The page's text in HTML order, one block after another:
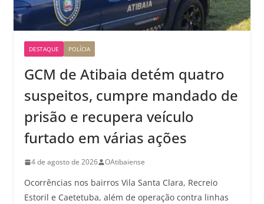
DESTAQUE POLÍCIA
GCM de Atibaia detém quatro
suspeitos, cumpre mandado de
prisão e recupera veículo
furtado em várias ações
4 de agosto de 2026 OAtibaiense
Ocorrências nos bairros Vila Santa Clara, Recreio
Estoril e Caetetuba, além de operação contra linhas